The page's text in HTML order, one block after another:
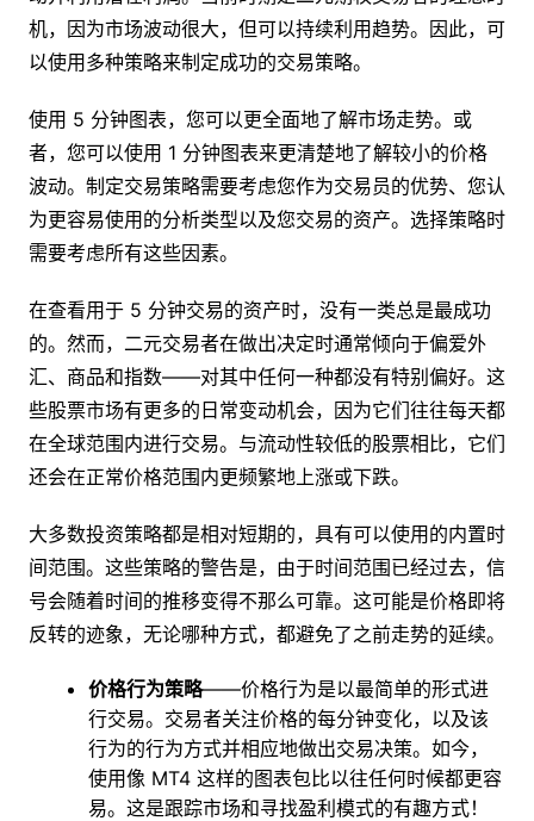
机，因为市场波动很大，但可以持续利用趋势。因此，可
以使用多种策略来制定成功的交易策略。
使用 5 分钟图表，您可以更全面地了解市场走势。或
者，您可以使用 1 分钟图表来更清楚地了解较小的价格
波动。制定交易策略需要考虑您作为交易员的优势、您认
为更容易使用的分析类型以及您交易的资产。选择策略时
需要考虑所有这些因素。
在查看用于 5 分钟交易的资产时，没有一类总是最成功
的。然而，二元交易者在做出决定时通常倾向于偏爱外
汇、商品和指数——对其中任何一种都没有特别偏好。这
些股票市场有更多的日常变动机会，因为它们往往每天都
在全球范围内进行交易。与流动性较低的股票相比，它们
还会在正常价格范围内更频繁地上涨或下跌。
大多数投资策略都是相对短期的，具有可以使用的内置时
间范围。这些策略的警告是，由于时间范围已经过去，信
号会随着时间的推移变得不那么可靠。这可能是价格即将
反转的迹象，无论哪种方式，都避免了之前走势的延续。
价格行为策略——价格行为是以最简单的形式进
行交易。交易者关注价格的每分钟变化，以及该
行为的行为方式并相应地做出交易决策。如今，
使用像 MT4 这样的图表包比以往任何时候都更容
易。这是跟踪市场和寻找盈利模式的有趣方式！